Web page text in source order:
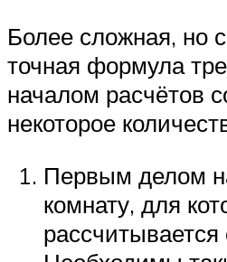
Более сложная, но
точная формула
началом расчётов
некоторое
Первым делом
комнату, для